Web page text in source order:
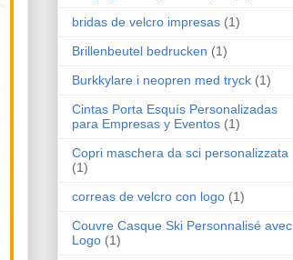
bridas de velcro impresas (1)
Brillenbeutel bedrucken (1)
Burkkylare i neopren med tryck (1)
Cintas Porta Esquís Personalizadas
para Empresas y Eventos (1)
Copri maschera da sci personalizzata
(1)
correas de velcro con logo (1)
Couvre Casque Ski Personnalisé avec
Logo (1)